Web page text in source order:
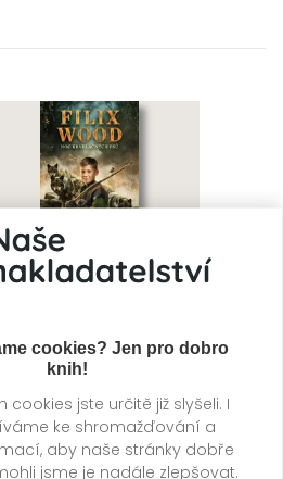
cookies? Jen pro dobro
knih!
cookies jste určitě již slyšeli. I
ke shromažďování a
aby naše stránky dobře
jsme je nadále zlepšovat.
Filix Wood: Noc
krvelačných psů
Petrus Dahlin